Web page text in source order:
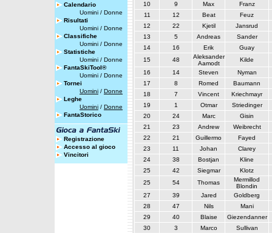
Calendario
Uomini / Donne
Risultati
Uomini / Donne
Classifiche
Uomini / Donne
Statistiche
Uomini / Donne
FantaSkiTool®
Uomini / Donne
Tornei
Uomini / Donne
Leghe
Uomini / Donne
FantaStorico
Registrazione
Accesso al gioco
Vincitori
10
9 Max
Franz
11
12 Beat
Feuz
12
22 Kjetil
Jansrud
13
5 Andreas
Sander
14
16 Erik
Guay
15
48
Aleksander
Aamodt
Kilde
16
14 Steven
Nyman
17
8 Romed
Baumann
18
7 Vincent
Kriechmayr
19
1 Otmar
Striedinger
20
24 Marc
Gisin
21
23 Andrew
Weibrecht
22
21 Guillermo
Fayed
23
11 Johan
Clarey
24
38 Bostjan
Kline
25
42 Siegmar
Klotz
25
54 Thomas
Mermillod
Blondin
27
39 Jared
Goldberg
28
47 Nils
Mani
29
40 Blaise
Giezendanner
30
3 Marco Sullivan